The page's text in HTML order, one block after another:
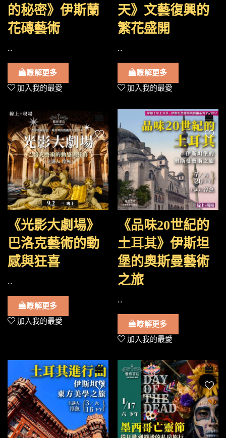
的秘密》伊斯蘭
花磚藝術
..
瞭解更多
加入我的最愛
天》文藝復興的
繁花盛開
..
瞭解更多
加入我的最愛
《光影大劇場》
巴洛克藝術的動
感與狂喜
..
瞭解更多
加入我的最愛
《品味20世紀的
土耳其》伊斯坦
堡的奧斯曼藝術
之旅
..
瞭解更多
加入我的最愛